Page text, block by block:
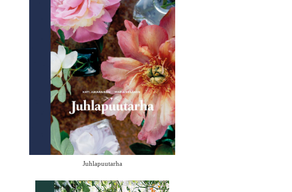
Juhlapuutarha